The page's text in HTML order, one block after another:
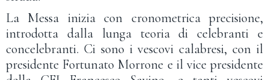
La Messa inizia con cronometrica precisione,
introdotta dalla lunga teoria di celebranti e
concelebranti. Ci sono i vescovi calabresi, con il
presidente Fortunato Morrone e il vice presidente